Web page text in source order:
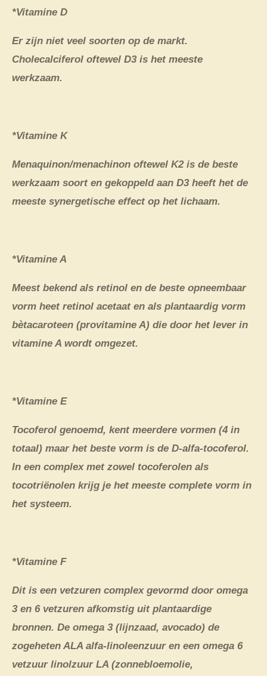
*Vitamine D
Er zijn niet veel soorten op de markt.
Cholecalciferol oftewel D3 is het meeste
werkzaam.
*Vitamine K
Menaquinon/menachinon oftewel K2 is de beste
werkzaam soort en gekoppeld aan D3 heeft het de
meeste synergetische effect op het lichaam.
*Vitamine A
Meest bekend als retinol en de beste opneembaar
vorm heet retinol acetaat en als plantaardig vorm
bètacaroteen (provitamine A) die door het lever in
vitamine A wordt omgezet.
*Vitamine E
Tocoferol genoemd, kent meerdere vormen (4 in
totaal) maar het beste vorm is de D-alfa-tocoferol.
In een complex met zowel tocoferolen als
tocotriënolen krijg je het meeste complete vorm in
het systeem.
*Vitamine F
Dit is een vetzuren complex gevormd door omega
3 en 6 vetzuren afkomstig uit plantaardige
bronnen. De omega 3 (lijnzaad, avocado) de
zogeheten ALA alfa-linoleenzuur en een omega 6
vetzuur linolzuur LA (zonnebloemolie,